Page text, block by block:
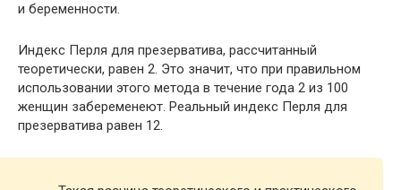
и беременности.
Индекс Перля для презерватива, рассчитанный
теоретически, равен 2. Это значит, что при правильном
использовании этого метода в течение года 2 из 100
женщин забеременеют. Реальный индекс Перля для
презерватива равен 12.